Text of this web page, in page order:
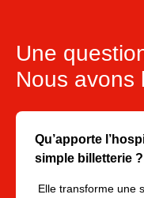
Une
Nous avons
Qu’apporte
simple billetterie ?
Elle transforme une